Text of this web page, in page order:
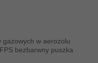
gazowych w aerozolu
bezbarwny puszka